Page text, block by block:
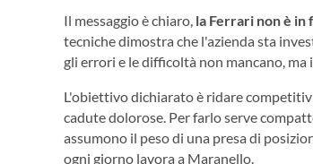
Il messaggio è chiaro, la Ferrari non è in
tecniche dimostra che l'azienda sta
gli errori e le difficoltà non mancano,
L'obiettivo dichiarato è ridare
cadute dolorose. Per farlo serve
assumono il peso di una presa di
ogni giorno lavora a Maranello.